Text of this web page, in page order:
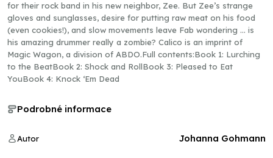
for their rock band in his new neighbor, Zee. But Zee’s strange
gloves and sunglasses, desire for putting raw meat on his food
(even cookies!), and slow movements leave Fab wondering … is
his amazing drummer really a zombie? Calico is an imprint of
Magic Wagon, a division of ABDO.Full contents:Book 1: Lurching
to the BeatBook 2: Shock and RollBook 3: Pleased to Eat
YouBook 4: Knock ‘Em Dead
Podrobné informace
Autor Johanna Gohmann